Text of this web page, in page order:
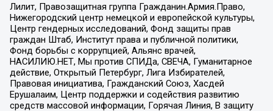
Лилит, Правозащитная группа Гражданин.Армия.Право,
Нижегородский центр немецкой и европейской культуры,
Центр гендерных исследований, Фонд защиты прав
граждан Штаб, Институт права и публичной политики,
Фонд борьбы с коррупцией, Альянс врачей,
НАСИЛИЮ.НЕТ, Мы против СПИДа, СВЕЧА, Гуманитарное
действие, Открытый Петербург, Лига Избирателей,
Правовая инициатива, Гражданский Союз, Хасдей
Ерушалаим, Центр поддержки и содействия развитию
средств массовой информации, Горячая Линия, В защиту